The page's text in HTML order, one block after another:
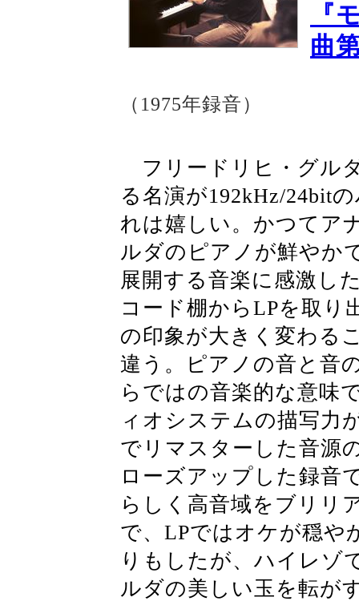
『
曲
（1975年録音）
フリードリヒ・グル
る名演が192kHz/24bit
れは嬉しい。かつてア
ルダのピアノが鮮やか
展開する音楽に感激し
コード棚からLPを取り
の印象が大きく変わる
違う。ピアノの音と音
らではの音楽的な意味
ィオシステムの描写力
でリマスターした音源
ローズアップした録音
らしく高音域をブリリ
で、LPではオケが穏や
りもしたが、ハイレゾ
ルダの美しい玉を転が